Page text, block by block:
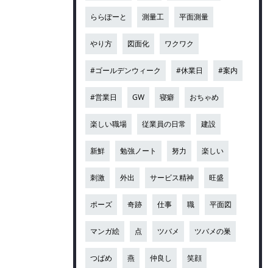
ららぽーと 測量工 平面測量
やり方 図面化 ワクワク
#ゴールデンウィーク #休業日 #案内
#営業日 GW 寝癖 おちゃめ
楽しい職場 従業員の日常 建設
新鮮 勉強ノート 努力 楽しい
刺激 外出 サービス精神 旺盛
ポーズ 奇跡 仕事 職 平面図
マンガ絵 点 ツバメ ツバメの巣
つばめ 燕 仲良し 笑顔